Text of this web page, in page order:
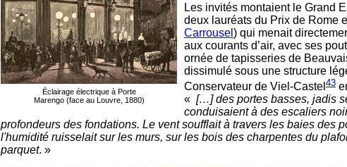
Éclairage électrique à Porte
Marengo (face au Louvre, 1880)
Les invités montaient le Grand
deux lauréats du Prix de Rome
Carrousel ) qui menait
aux courants d’air, avec ses
ornée de tapisseries de
dissimulé sous une structure
Conservateur de Viel-Castel 43
« […]des portes basses, jadis
conduisaient à des escaliers
profondeurs des fondations. Le vent soufflait à travers les baies des
l'humidité ruisselait sur les murs, sur les bois des charpentes du
parquet. »